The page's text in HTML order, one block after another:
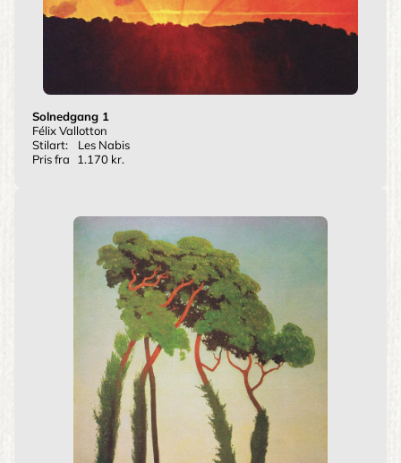
Solnedgang 1
Félix Vallotton
Stilart:
Les Nabis
Pris fra
1.170 kr.